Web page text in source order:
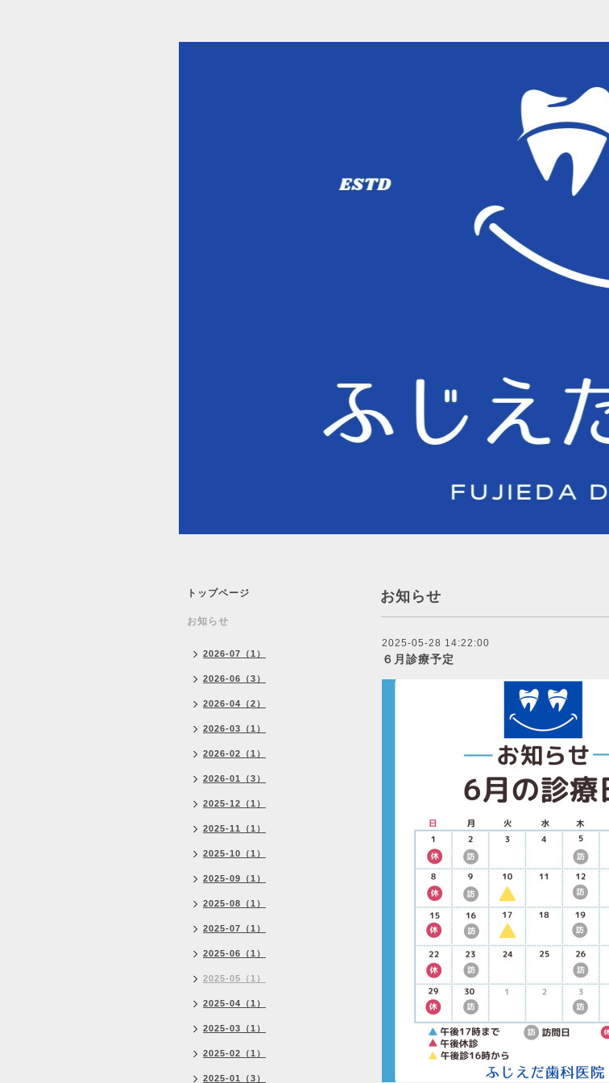
お知らせ
2025-05-28 14:22:00
６月診療予定
トップページ
お知らせ
2026-07（1）
2026-06（3）
2026-04（2）
2026-03（1）
2026-02（1）
2026-01（3）
2025-12（1）
2025-11（1）
2025-10（1）
2025-09（1）
2025-08（1）
2025-07（1）
2025-06（1）
2025-05（1）
2025-04（1）
2025-03（1）
2025-02（1）
2025-01（3）